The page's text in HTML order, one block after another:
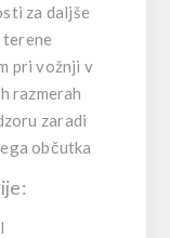
za daljše
terene
pri vožnji v
razmerah
zaradi
občutka